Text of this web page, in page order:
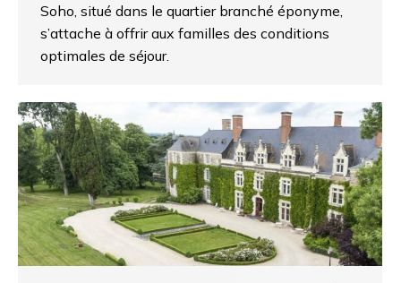
Soho, situé dans le quartier branché éponyme,
s’attache à offrir aux familles des conditions
optimales de séjour.